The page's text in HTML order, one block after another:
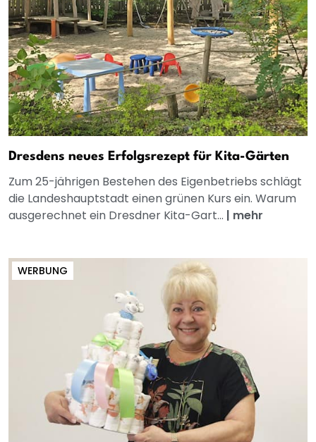
Dresdens neues Erfolgsrezept für Kita-Gärten
Zum 25-jährigen Bestehen des Eigenbetriebs schlägt
die Landeshauptstadt einen grünen Kurs ein. Warum
ausgerechnet ein Dresdner Kita-Gart... | mehr
WERBUNG